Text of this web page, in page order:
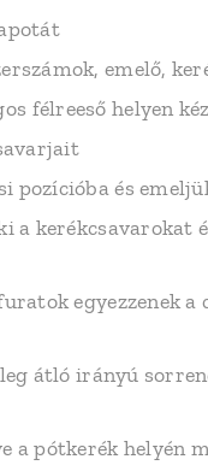
emelő,
félreeső helyen
pozícióba és
a kerékcsavarokat
egyezzenek
átló irányú
a pótkerék helyén